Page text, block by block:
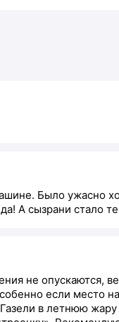
Было ужасно
А сызрани стало
не опускаются,
если место
в летнюю